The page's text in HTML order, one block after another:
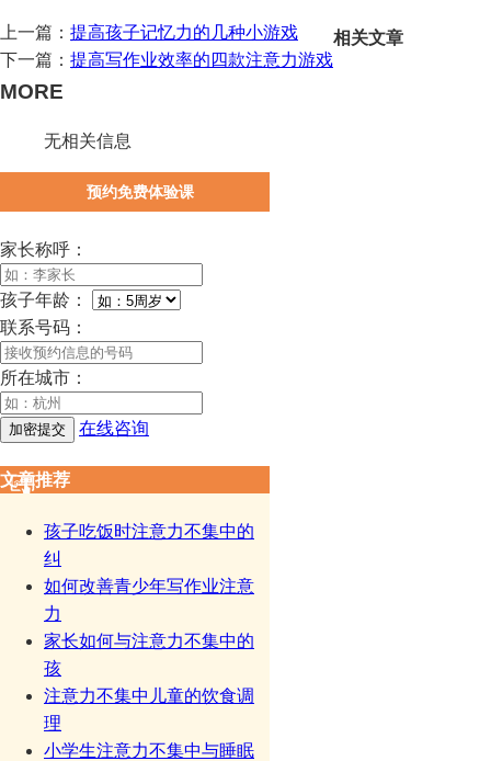
上一篇： 提高孩子记忆力的几种小游戏
下一篇： 提高写作业效率的四款注意力游戏
相关文章
MORE
无相关信息
预约免费体验课
家长称呼：
孩子年龄：
联系号码：
所在城市：
在线咨询
文章推荐
孩子吃饭时注意力不集中的
纠
如何改善青少年写作业注意
力
家长如何与注意力不集中的
孩
注意力不集中儿童的饮食调
理
小学生注意力不集中与睡眠